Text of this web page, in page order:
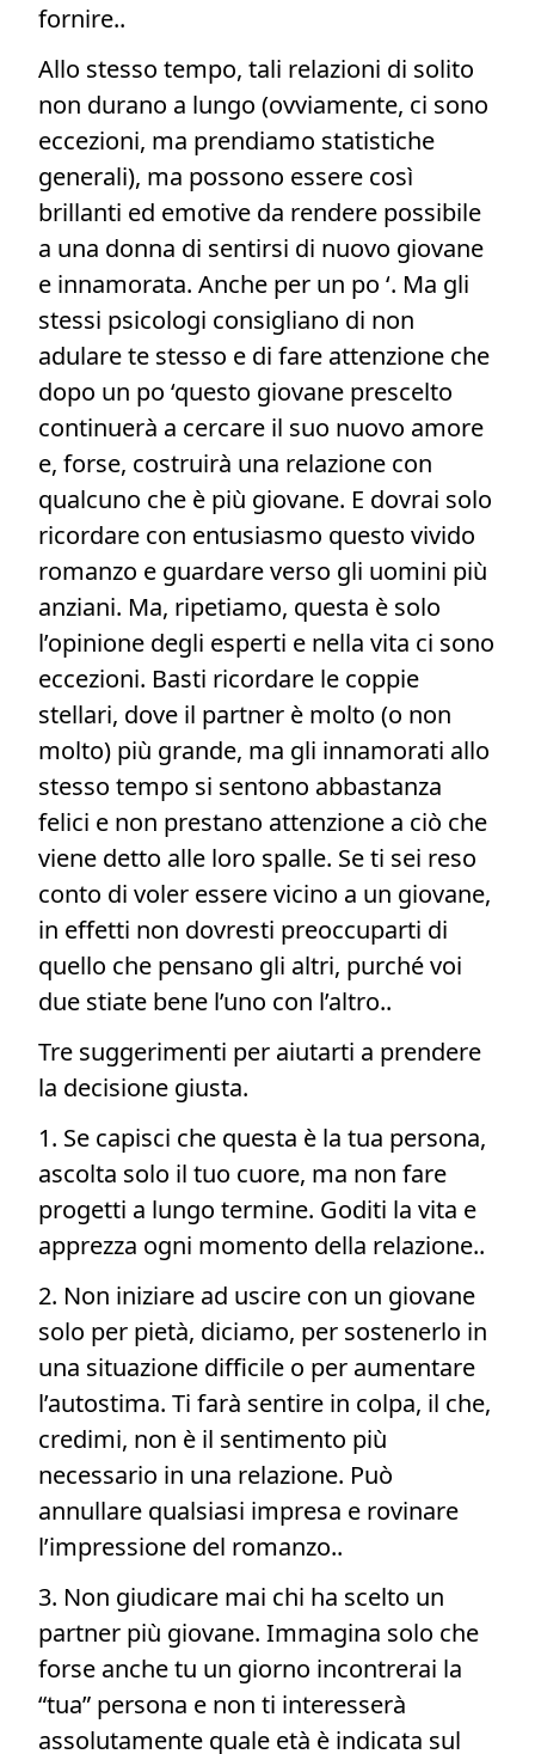
fornire..
Allo stesso tempo, tali relazioni di solito
non durano a lungo (ovviamente, ci sono
eccezioni, ma prendiamo statistiche
generali), ma possono essere così
brillanti ed emotive da rendere possibile
a una donna di sentirsi di nuovo giovane
e innamorata. Anche per un po ‘. Ma gli
stessi psicologi consigliano di non
adulare te stesso e di fare attenzione che
dopo un po ‘questo giovane prescelto
continuerà a cercare il suo nuovo amore
e, forse, costruirà una relazione con
qualcuno che è più giovane. E dovrai solo
ricordare con entusiasmo questo vivido
romanzo e guardare verso gli uomini più
anziani. Ma, ripetiamo, questa è solo
l’opinione degli esperti e nella vita ci sono
eccezioni. Basti ricordare le coppie
stellari, dove il partner è molto (o non
molto) più grande, ma gli innamorati allo
stesso tempo si sentono abbastanza
felici e non prestano attenzione a ciò che
viene detto alle loro spalle. Se ti sei reso
conto di voler essere vicino a un giovane,
in effetti non dovresti preoccuparti di
quello che pensano gli altri, purché voi
due stiate bene l’uno con l’altro..
Tre suggerimenti per aiutarti a prendere
la decisione giusta.
1. Se capisci che questa è la tua persona,
ascolta solo il tuo cuore, ma non fare
progetti a lungo termine. Goditi la vita e
apprezza ogni momento della relazione..
2. Non iniziare ad uscire con un giovane
solo per pietà, diciamo, per sostenerlo in
una situazione difficile o per aumentare
l’autostima. Ti farà sentire in colpa, il che,
credimi, non è il sentimento più
necessario in una relazione. Può
annullare qualsiasi impresa e rovinare
l’impressione del romanzo..
3. Non giudicare mai chi ha scelto un
partner più giovane. Immagina solo che
forse anche tu un giorno incontrerai la
“tua” persona e non ti interesserà
assolutamente quale età è indicata sul